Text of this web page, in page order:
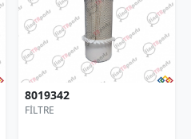
226568A1
POMPA-HİDROLİK